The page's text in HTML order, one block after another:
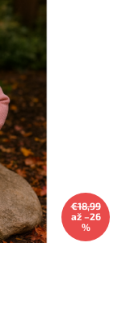
€18,99
až –26
%